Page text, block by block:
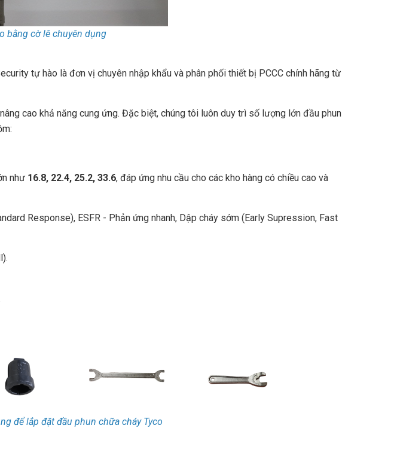
bằng cờ lê chuyên dụng
tự hào là đơn vị chuyên nhập khẩu và phân phối thiết bị PCCC chính hãng từ
cao khả năng cung ứng. Đặc biệt, chúng tôi luôn duy trì số lượng lớn đầu phun
như 16.8, 22.4, 25.2, 33.6, đáp ứng nhu cầu cho các kho hàng có chiều cao và
Response), ESFR - Phản ứng nhanh, Dập cháy sớm (Early Supression, Fast
để lắp đặt đầu phun chữa cháy Tyco